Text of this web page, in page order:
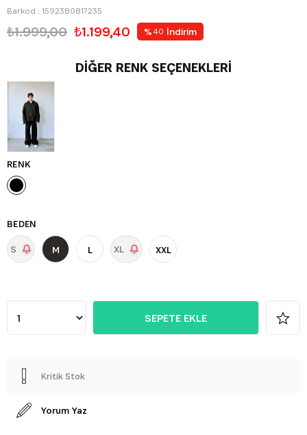
Barkod : 1592380817235
₺1.999,00 ₺1.199,40 % 40 İndirim
DIĞER RENK SEÇENEKLERI
RENK
BEDEN
S M L XL XXL
Kritik Stok
Yorum Yaz